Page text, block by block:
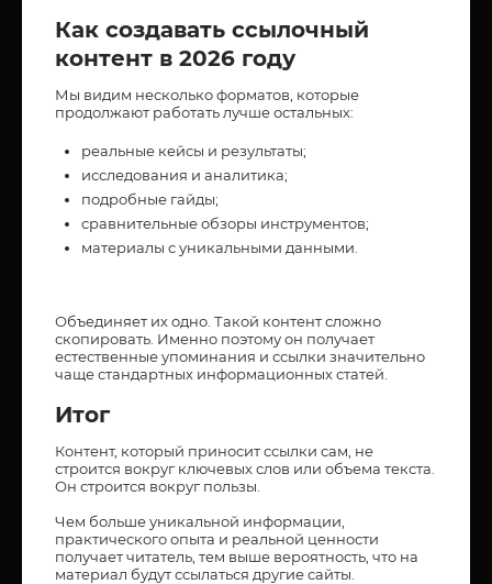
Как создавать ссылочный
контент в 2026 году
Мы видим несколько форматов, которые
продолжают работать лучше остальных:
реальные кейсы и результаты;
исследования и аналитика;
подробные гайды;
сравнительные обзоры инструментов;
материалы с уникальными данными.
Объединяет их одно. Такой контент сложно
скопировать. Именно поэтому он получает
естественные упоминания и ссылки значительно
чаще стандартных информационных статей.
Итог
Контент, который приносит ссылки сам, не
строится вокруг ключевых слов или объема текста.
Он строится вокруг пользы.
Чем больше уникальной информации,
практического опыта и реальной ценности
получает читатель, тем выше вероятность, что на
материал будут ссылаться другие сайты.